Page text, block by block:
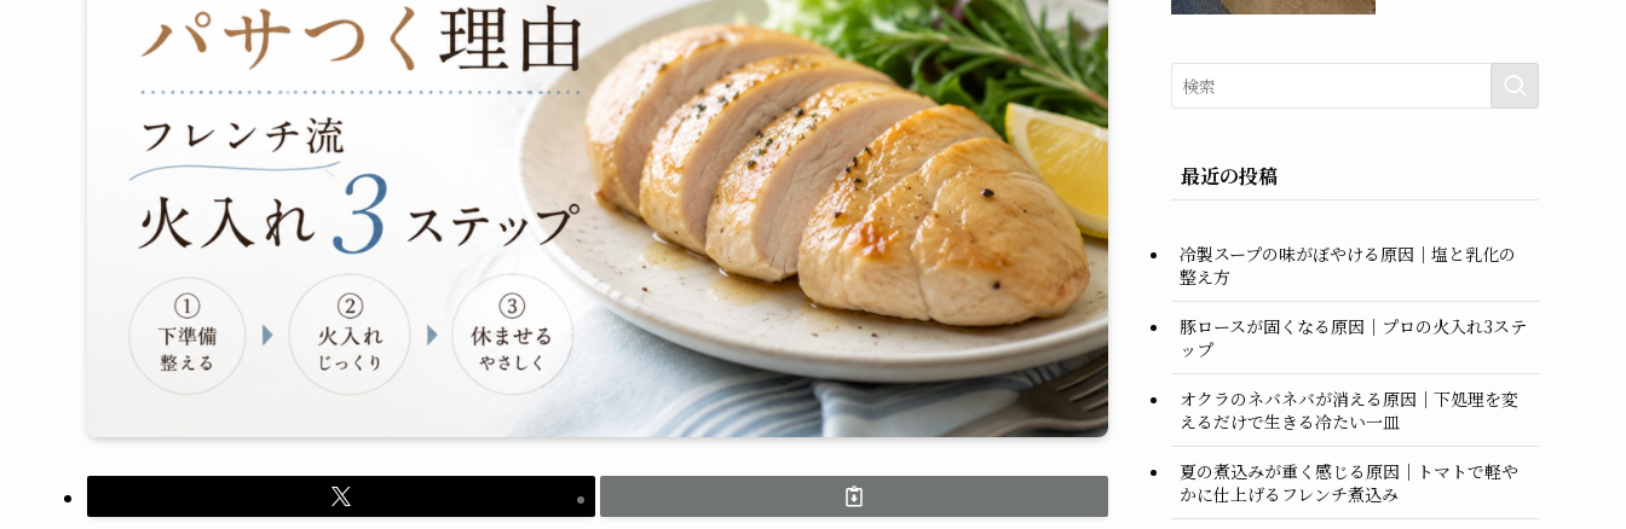
最近の投稿
冷製スープの味がぼやける原因｜塩と乳化の
整え方
豚ロースが固くなる原因｜プロの火入れ3ステ
ップ
オクラのネバネバが消える原因｜下処理を変
えるだけで生きる冷たい一皿
夏の煮込みが重く感じる原因｜トマトで軽や
かに仕上げるフレンチ煮込み